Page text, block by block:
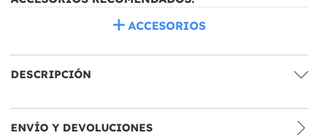
ACCESORIOS
DESCRIPCIÓN
ENVÍO Y DEVOLUCIONES